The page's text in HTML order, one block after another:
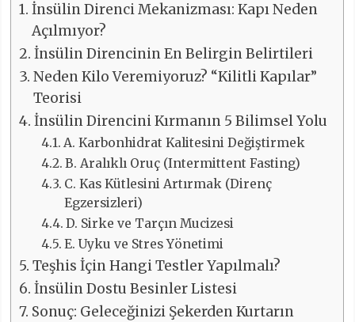
İnsülin Direnci Mekanizması: Kapı Neden
Açılmıyor?
İnsülin Direncinin En Belirgin Belirtileri
Neden Kilo Veremiyoruz? “Kilitli Kapılar”
Teorisi
İnsülin Direncini Kırmanın 5 Bilimsel Yolu
A. Karbonhidrat Kalitesini Değiştirmek
B. Aralıklı Oruç (Intermittent Fasting)
C. Kas Kütlesini Artırmak (Direnç
Egzersizleri)
D. Sirke ve Tarçın Mucizesi
E. Uyku ve Stres Yönetimi
Teşhis İçin Hangi Testler Yapılmalı?
İnsülin Dostu Besinler Listesi
Sonuç: Geleceğinizi Şekerden Kurtarın